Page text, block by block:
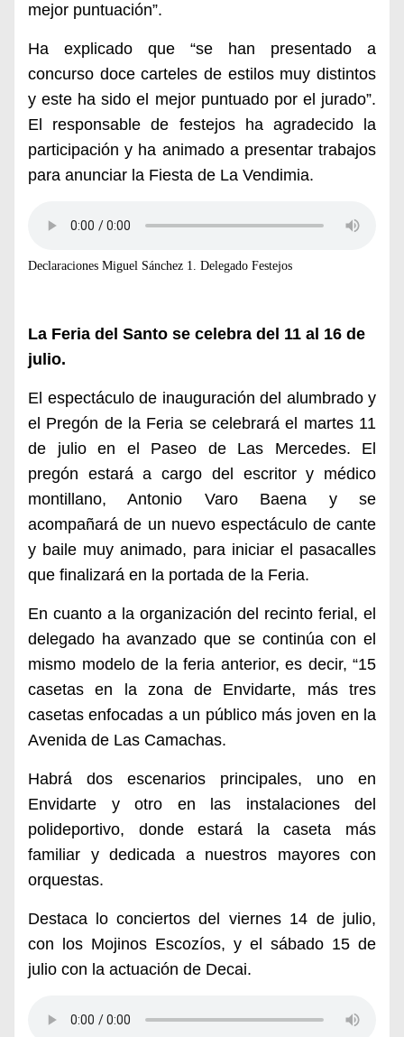
mejor puntuación”.
Ha explicado que “se han presentado a
concurso doce carteles de estilos muy distintos
y este ha sido el mejor puntuado por el jurado”.
El responsable de festejos ha agradecido la
participación y ha animado a presentar trabajos
para anunciar la Fiesta de La Vendimia.
Declaraciones Miguel Sánchez 1. Delegado Festejos
La Feria del Santo se celebra del 11 al 16 de
julio.
El espectáculo de inauguración del alumbrado y
el Pregón de la Feria se celebrará el martes 11
de julioen el Paseo de Las Mercedes. El
pregón estará a cargo del escritor y médico
montillano, Antonio Varo Baena y se
acompañará de un nuevo espectáculo de cante
y baile muy animado, para iniciar el pasacalles
que finalizará en la portada de la Feria.
En cuanto a la organización del recinto ferial, el
delegado ha avanzado que se continúa con el
mismo modelo de la feria anterior, es decir, “15
casetas en la zona de Envidarte, más tres
casetas enfocadas a un público más joven en la
Avenida de Las Camachas.
Habrá dos escenarios principales, uno en
Envidarte y otro en las instalaciones del
polideportivo, donde estará la caseta más
familiar y dedicada a nuestros mayores con
orquestas.
Destaca lo conciertosdel viernes 14 de julio,
con
los Mojinos Escozíos, y el sábado 15 de
julio con la actuación de Decai.